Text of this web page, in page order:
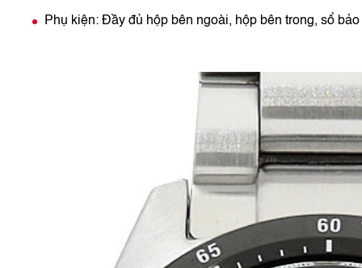
Phụ kiện: Đầy đủ hộp bên ngoài, hộp bên trong, sổ